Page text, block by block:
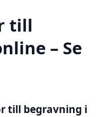
till
– Se
till begravning i